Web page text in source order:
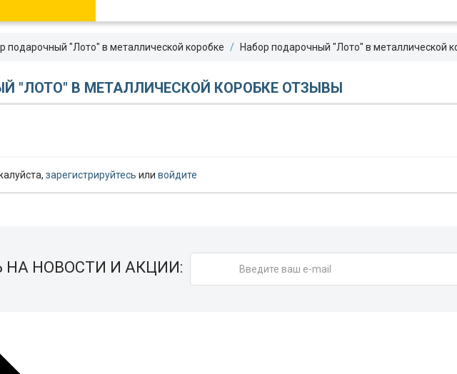
подарочный "Лото" в металлической коробке Набор подарочный "Лото" в металлической
"ЛОТО" В МЕТАЛЛИЧЕСКОЙ КОРОБКЕ ОТЗЫВЫ
зарегистрируйтесь или войдите
НОВОСТИ И АКЦИИ: